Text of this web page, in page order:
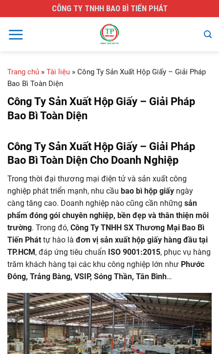
to
content
CÔNG TY TNHH BAO BÌ TIẾN PHÁT
Trang chủ » Tài liệu » Công Ty Sản Xuất Hộp Giấy – Giải Pháp
Bao Bì Toàn Diện
Công Ty Sản Xuất Hộp Giấy – Giải Pháp
Bao Bì Toàn Diện
Công Ty Sản Xuất Hộp Giấy – Giải Pháp
Bao Bì Toàn Diện Cho Doanh Nghiệp
Trong thời đại thương mại điện tử và sản xuất công
nghiệp phát triển mạnh, nhu cầu bao bì hộp giấy ngày
càng tăng cao. Doanh nghiệp nào cũng cần những sản
phẩm đóng gói chuyên nghiệp, bền đẹp và thân thiện môi
trường. Trong đó, Công Ty TNHH SX Thương Mại Bao Bì
Tiến Phát tự hào là đơn vị sản xuất hộp giấy hàng đầu tại
TP.HCM , đáp ứng tiêu chuẩn ISO 9001:2015, phục vụ hàng
trăm khách hàng tại các khu công nghiệp lớn như Phước
Đông, Trảng Bàng, VSIP, Sóng Thần, Tân Bình…